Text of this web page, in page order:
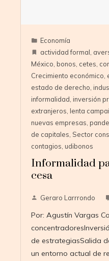
Economía
actividad formal,
México, bonos, cetes,
Crecimiento económico,
estado de derecho,
informalidad, inversión
extranjeros, lenta
nuevas empresas,
de capitales, Sector
contagios, udibonos
Informalidad
cesa
Geraro Larrrondo
Por: Agustín Vargas
de estrategiasSalida
un entorno actual de